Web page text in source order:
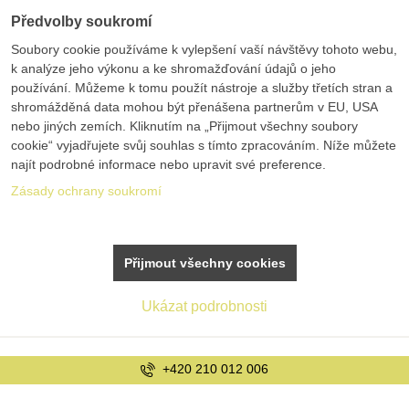
Předvolby soukromí
Soubory cookie používáme k vylepšení vaší návštěvy tohoto webu,
k analýze jeho výkonu a ke shromažďování údajů o jeho
používání. Můžeme k tomu použít nástroje a služby třetích stran a
shromážděná data mohou být přenášena partnerům v EU, USA
nebo jiných zemích. Kliknutím na „Přijmout všechny soubory
cookie“ vyjadřujete svůj souhlas s tímto zpracováním. Níže můžete
najít podrobné informace nebo upravit své preference.
Zásady ochrany soukromí
Ukázat podrobnosti
Přijmout všechny cookies